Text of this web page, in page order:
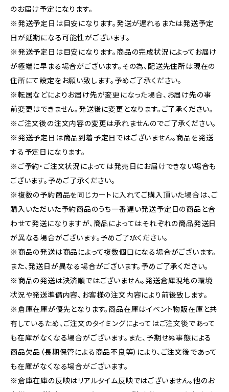
のお届け予定になります。
※発送予定日は目安になります。発送が遅れるまたは発送予定
日が延期になる可能性がございます。
※発送予定日は目安になります。商品の完成状況によってお届け
が極端に早まる場合がございます。その為、配送先住所は現在の
住所にて設定をお願い致します。予めご了承ください。
※転居などによりお届け先が変更になった場合、お届け先の事
前変更はできません。発送後に変更となります。ご了承ください。
※ご注文後の注文内容の変更は承れませんのでご了承ください。
※発送予定日は商品到着予定日ではございません。商品を発送
する予定日になります。
※ご予約・ご注文状況によっては発売日にお届けできない場合も
ございます。予めご了承ください。
※複数の予約商品を同じカートに入れてご購入頂いた場合は、ご
購入いただいた予約商品のうち一番遅い発送予定日の商品と合
わせて発送になりますが、商品によってはそれぞれの商品発送日
が異なる場合がございます。予めご了承ください。
※商品の発送は商品によって複数個口になる場合がございます。
また、発送日が異なる場合がございます。予めご了承ください。
※商品の発送は決済順ではございません。発送倉庫現地の環境
状況や発送準備内容、お客様の注文内容により前後致します。
※倉庫在庫が優先となります。商品在庫はイベント物販在庫と共
有しているため、ご注文のタイミングによってはご注文後であって
も在庫がなくなる場合がございます。また、予期せぬ事態による
商品欠品（長期保管による商品不良等）により、ご注文後であって
も在庫がなくなる場合がございます。
※倉庫在庫の反映はリアルタイム反映ではございません。他のお